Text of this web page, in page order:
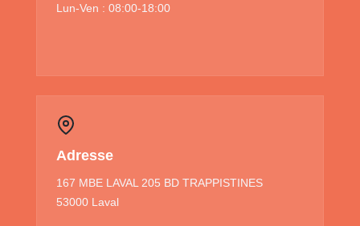
Lun-Ven : 08:00-18:00
Adresse
167 MBE LAVAL 205 BD TRAPPISTINES
53000 Laval